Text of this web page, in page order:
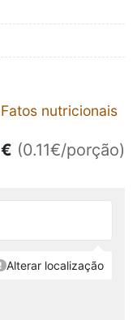
Fatos nutricionais
€ (0.11€/porção)